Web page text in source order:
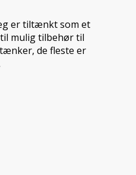
er tiltænkt som et
mulig tilbehør til
de fleste er